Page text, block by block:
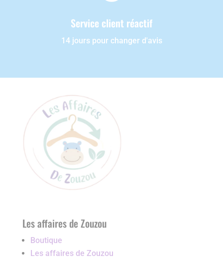
Service client réactif
14 jours pour changer d'avis
Les affaires de Zouzou
Boutique
Les affaires de Zouzou